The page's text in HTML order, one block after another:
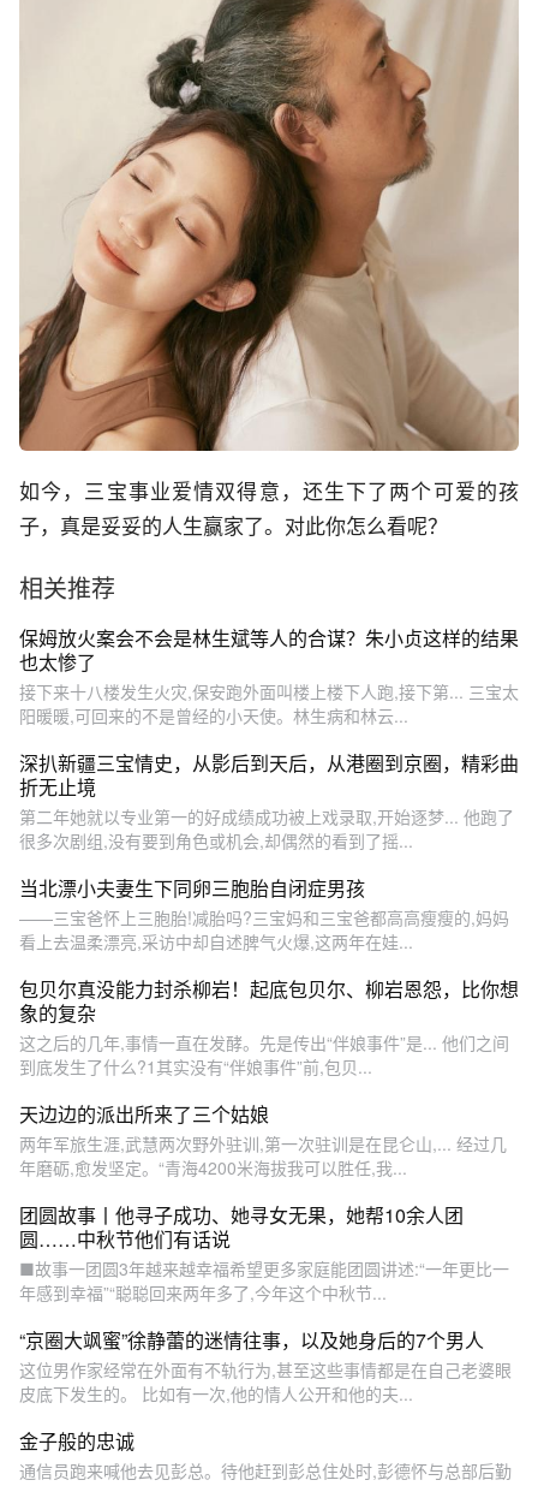
如今，三宝事业爱情双得意，还生下了两个可爱的孩
子，真是妥妥的人生赢家了。对此你怎么看呢？
相关推荐
保姆放火案会不会是林生斌等人的合谋？朱小贞这样的结果
也太惨了
接下来十八楼发生火灾,保安跑外面叫楼上楼下人跑,接下第... 三宝太
阳暖暖,可回来的不是曾经的小天使。林生病和林云...
深扒新疆三宝情史，从影后到天后，从港圈到京圈，精彩曲
折无止境
第二年她就以专业第一的好成绩成功被上戏录取,开始逐梦... 他跑了
很多次剧组,没有要到角色或机会,却偶然的看到了摇...
当北漂小夫妻生下同卵三胞胎自闭症男孩
——三宝爸怀上三胞胎!减胎吗?三宝妈和三宝爸都高高瘦瘦的,妈妈
看上去温柔漂亮,采访中却自述脾气火爆,这两年在娃...
包贝尔真没能力封杀柳岩！起底包贝尔、柳岩恩怨，比你想
象的复杂
这之后的几年,事情一直在发酵。先是传出“伴娘事件”是... 他们之间
到底发生了什么?1其实没有“伴娘事件”前,包贝...
天边边的派出所来了三个姑娘
两年军旅生涯,武慧两次野外驻训,第一次驻训是在昆仑山,... 经过几
年磨砺,愈发坚定。“青海4200米海拔我可以胜任,我...
团圆故事丨他寻子成功、她寻女无果，她帮10余人团
圆……中秋节他们有话说
■故事一团圆3年越来越幸福希望更多家庭能团圆讲述:“一年更比一
年感到幸福”“聪聪回来两年多了,今年这个中秋节...
“京圈大飒蜜”徐静蕾的迷情往事，以及她身后的7个男人
这位男作家经常在外面有不轨行为,甚至这些事情都是在自己老婆眼
皮底下发生的。 比如有一次,他的情人公开和他的夫...
金子般的忠诚
通信员跑来喊他去见彭总。待他赶到彭总住处时,彭德怀与总部后勤